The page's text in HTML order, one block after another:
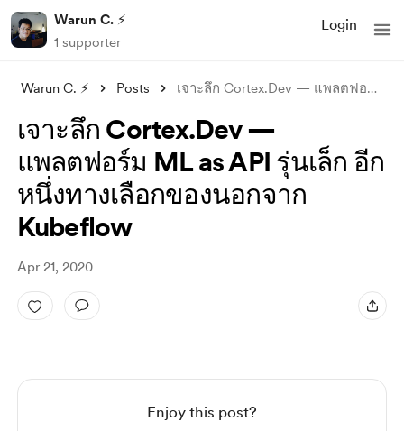
Warun C. ⚡
1 supporter
Login
Warun C. ⚡ Posts เจาะลึก Cortex.Dev — แพลตฟอร์ม ML as API
เจาะลึก Cortex.Dev —
แพลตฟอร์ม ML as API รุ่นเล็ก อีก
หนึ่งทางเลือกของนอกจาก
Kubeflow
Apr 21, 2020
Enjoy this post?